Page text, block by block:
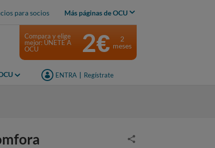
para socios Más páginas de OCU
ENTRA Regístrate
Compara y elige
mejor: ÚNETE A
OCU
2€
2
meses